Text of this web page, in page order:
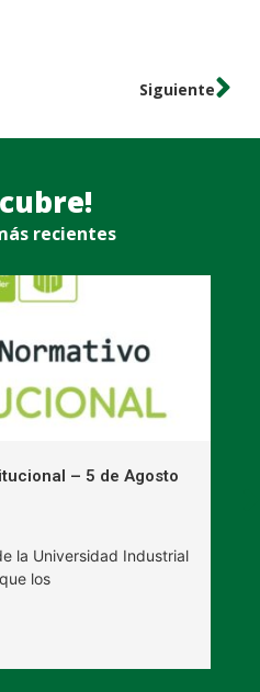
Siguiente
recientes
– 5 de Agosto
la Universidad Industrial
los